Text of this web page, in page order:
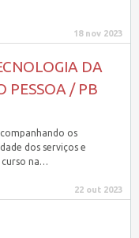
18 nov 2023
DA
PESSOA / PB
os
dos serviços e
curso na…
22 out 2023